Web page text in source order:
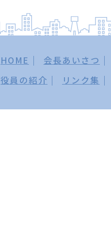
HOME 会長あいさつ
役員の紹介
リンク集